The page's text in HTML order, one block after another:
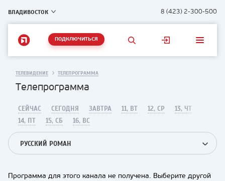
ВЛАДИВОСТОК 8 (423) 2-300-500
ПОДКЛЮЧИТЬСЯ
ТЕЛЕВИДЕНИЕ ТЕЛЕПРОГРАММА
Телепрограмма
СЕЙЧАС СЕГОДНЯ ЗАВТРА 11, ВТ 12, СР
13, ЧТ
14, ПТ
15, СБ 16, ВС
РУССКИЙ РОМАН
Программа для этого канала не получена. Выберите другой